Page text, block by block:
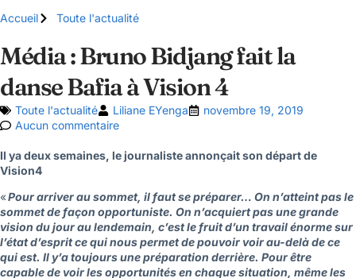
Accueil Toute l'actualité
Média : Bruno Bidjang fait la
danse Bafia à Vision 4
Toute l'actualité Liliane EYenga
novembre 19, 2019
Aucun commentaire
Il ya deux semaines, le journaliste annonçait son départ de
Vision4
«Pour arriver au sommet, il faut se préparer… On n’atteint pas le
sommet de façon opportuniste. On n’acquiert pas une grande
vision du jour au lendemain, c’est le fruit d’un travail énorme sur
l’état d’esprit ce qui nous permet de pouvoir voir au-delà de ce
qui est. Il y’a toujours une préparation derrière. Pour être
capable de voir les opportunités en chaque situation, même les